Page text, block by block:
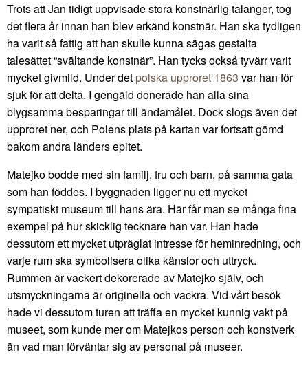
Trots att Jan tidigt uppvisade stora konstnärlig talanger, tog
det flera år innan han blev erkänd konstnär. Han ska tydligen
ha varit så fattig att han skulle kunna sägas gestalta
talesättet “svältande konstnär”. Han tycks också tyvärr varit
mycket givmild. Under det polska upproret 1863 var han för
sjuk för att delta. I gengäld donerade han alla sina
blygsamma besparingar till ändamålet. Dock slogs även det
upproret ner, och Polens plats på kartan var fortsatt gömd
bakom andra länders epitet.
Matejko bodde med sin familj, fru och barn, på samma gata
som han föddes. I byggnaden ligger nu ett mycket
sympatiskt museum till hans ära. Här får man se många fina
exempel på hur skicklig tecknare han var. Han hade
dessutom ett mycket utpräglat intresse för heminredning, och
varje rum ska symbolisera olika känslor och uttryck.
Rummen är vackert dekorerade av Matejko själv, och
utsmyckningarna är originella och vackra. Vid vårt besök
hade vi dessutom turen att träffa en mycket kunnig vakt på
museet, som kunde mer om Matejkos person och konstverk
än vad man förväntar sig av personal på museer.